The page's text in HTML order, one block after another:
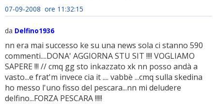
07-09-2008 ore 11:32:15
da Delfino1936
nn era mai successo ke su una news sola ci stanno 590
commenti....DONA' AGGIORNA STU SIT !!!! VOGLIAMO
SAPERE !!! // cmq gg sto inkazzato xk nn posso andà a
vasto...e frat'm invece cia it .... vabbè ...cmq sulla skedina
ho messo l'uno fisso del pescara...nn mi deludere
delfino...FORZA PESCARA !!!!!